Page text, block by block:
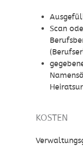
Scan
KOSTEN